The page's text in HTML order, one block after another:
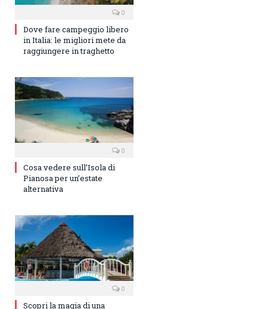
0
Dove fare campeggio libero
in Italia: le migliori mete da
raggiungere in traghetto
0
Cosa vedere sull’Isola di
Pianosa per un’estate
alternativa
0
Scopri la magia di una